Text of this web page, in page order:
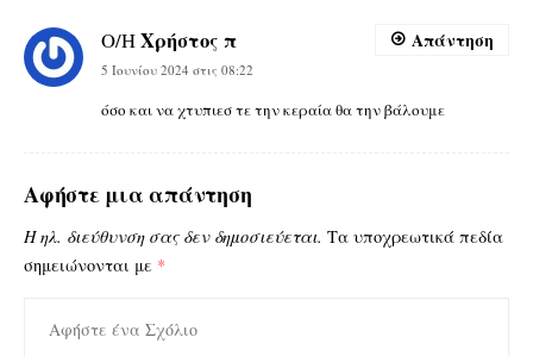
Ο/ΗΧρήστος π
5 Ιουνίου 2024 στις 08:22
όσο και να χτυπιεσ τε την κεραία θα την βάλουμε
Απάντηση
Αφήστε μια απάντηση
Η ηλ. διεύθυνση σας δεν δημοσιεύεται. Τα υποχρεωτικά πεδία
σημειώνονται με *